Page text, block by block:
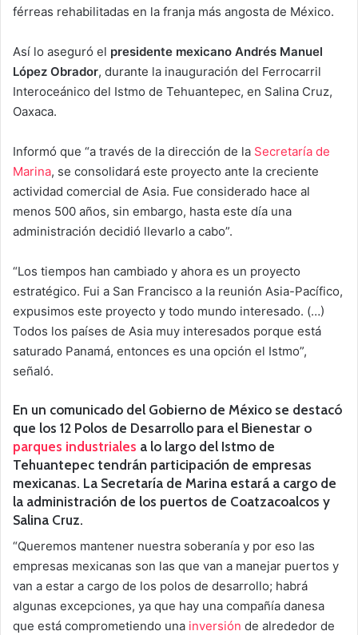
férreas rehabilitadas en la franja más angosta de México.
Así lo aseguró el presidente mexicano Andrés Manuel
López Obrador, durante la inauguración del Ferrocarril
Interoceánico del Istmo de Tehuantepec, en Salina Cruz,
Oaxaca.
Informó que “a través de la dirección de la Secretaría de
Marina, se consolidará este proyecto ante la creciente
actividad comercial de Asia. Fue considerado hace al
menos 500 años, sin embargo, hasta este día una
administración decidió llevarlo a cabo”.
“Los tiempos han cambiado y ahora es un proyecto
estratégico. Fui a San Francisco a la reunión Asia-Pacífico,
expusimos este proyecto y todo mundo interesado. (…)
Todos los países de Asia muy interesados porque está
saturado Panamá, entonces es una opción el Istmo”,
señaló.
En un comunicado del Gobierno de México se destacó
que los 12 Polos de Desarrollo para el Bienestar o
parques industriales a lo largo del Istmo de
Tehuantepec tendrán participación de empresas
mexicanas. La Secretaría de Marina estará a cargo de
la administración de los puertos de Coatzacoalcos y
Salina Cruz.
“Queremos mantener nuestra soberanía y por eso las
empresas mexicanas son las que van a manejar puertos y
van a estar a cargo de los polos de desarrollo; habrá
algunas excepciones, ya que hay una compañía danesa
que está comprometiendo una inversión de alrededor de